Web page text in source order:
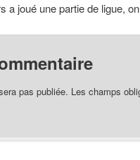
a joué une partie de ligue,
pas publiée. Les champs